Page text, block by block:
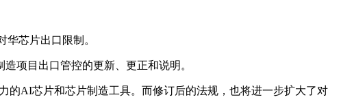
芯片出口限制。
项目出口管控的更新、更正和说明。
AI芯片和芯片制造工具。而修订后的法规，也将进一步扩大了对